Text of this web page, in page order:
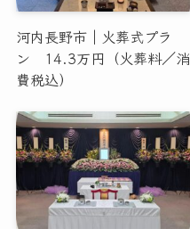
河内長野市｜火葬式プラ
ン 14.3万円（火葬料／消
費税込）